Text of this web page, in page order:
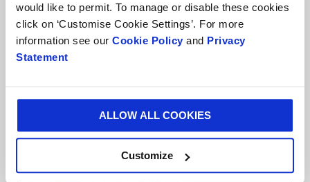
would like to permit. To manage or disable these cookies
click on ‘Customise Cookie Settings’. For more
information see our Cookie Policy and Privacy
Statement
ALLOW ALL COOKIES
Customize
Valores de las personas